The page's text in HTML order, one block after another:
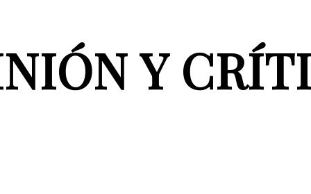
Y